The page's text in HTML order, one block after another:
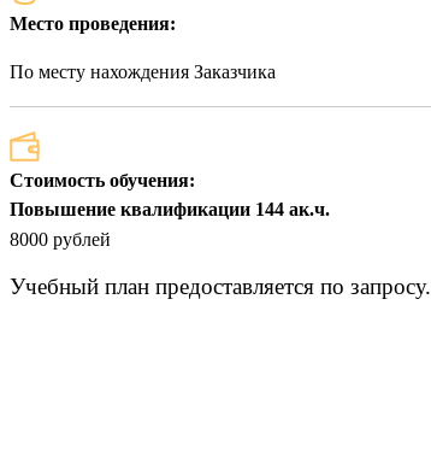
Место проведения:
По месту нахождения Заказчика
Стоимость обучения:
Повышение квалификации 144 ак.ч.
8000 рублей
Учебный план предоставляется по запросу.